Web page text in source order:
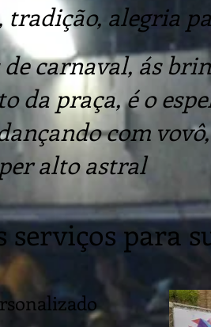
alegria
carnaval, ás
da praça, é o
com
alto astral
serviços para